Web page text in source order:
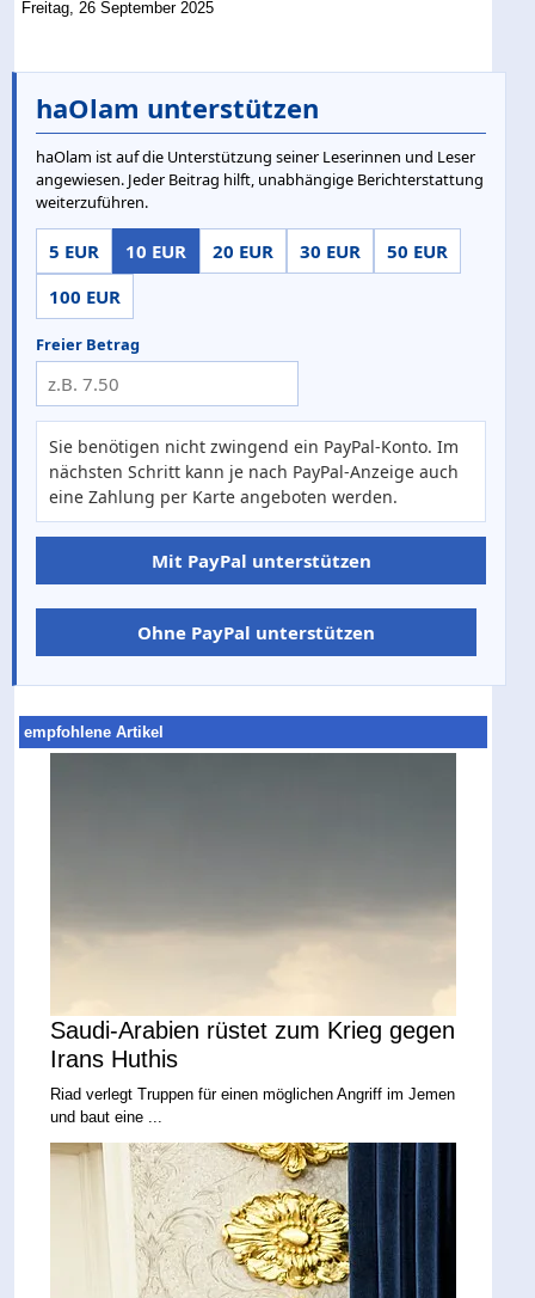
Freitag, 26 September 2025
haOlam unterstützen
haOlam ist auf die Unterstützung seiner Leserinnen und Leser
angewiesen. Jeder Beitrag hilft, unabhängige Berichterstattung
weiterzuführen.
5 EUR 10 EUR 20 EUR 30 EUR
50 EUR
100 EUR
Freier Betrag
Sie benötigen nicht zwingend ein PayPal-Konto. Im
nächsten Schritt kann je nach PayPal-Anzeige auch
eine Zahlung per Karte angeboten werden.
Mit PayPal unterstützen
Ohne PayPal unterstützen
empfohlene Artikel
Saudi-Arabien rüstet zum Krieg gegen
Irans Huthis
Riad verlegt Truppen für einen möglichen Angriff im Jemen
und baut eine ...